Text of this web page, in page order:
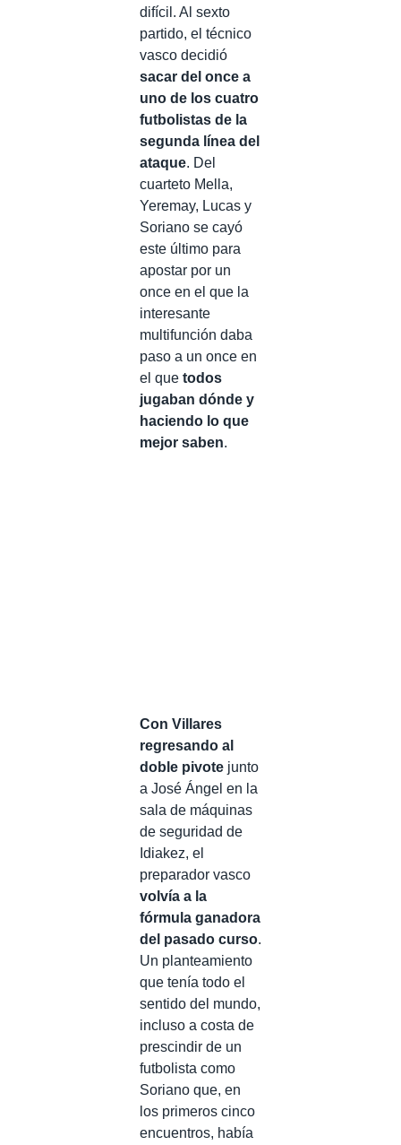
difícil. Al sexto
partido, el técnico
vasco decidió
sacar del once a
uno de los cuatro
futbolistas de la
segunda línea del
ataque. Del
cuarteto Mella,
Yeremay, Lucas y
Soriano se cayó
este último para
apostar por un
once en el que la
interesante
multifunción daba
paso a un once en
el que todos
jugaban dónde y
haciendo lo que
mejor saben.
Con Villares
regresando al
doble pivote junto
a José Ángel en la
sala de máquinas
de seguridad de
Idiakez, el
preparador vasco
volvía a la
fórmula ganadora
del pasado curso.
Un planteamiento
que tenía todo el
sentido del mundo,
incluso a costa de
prescindir de un
futbolista como
Soriano que, en
los primeros cinco
encuentros, había